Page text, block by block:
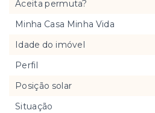
Aceita permuta?
Minha Casa Minha Vida
Idade do imóvel
Perfil
Posição solar
Situação